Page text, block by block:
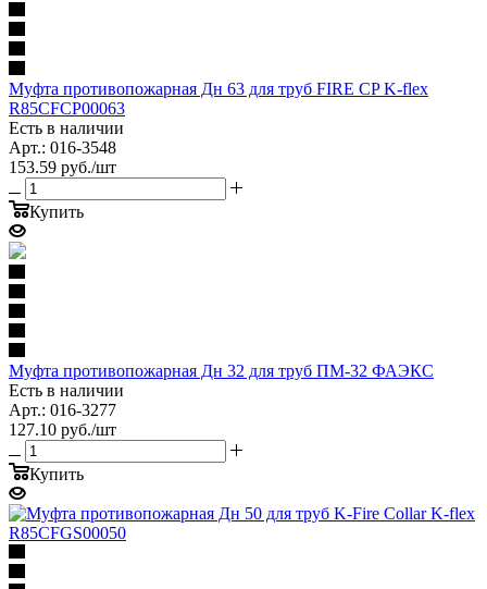
Муфта противопожарная Дн 63 для труб FIRE CP K-flex
R85CFCP00063
Есть в наличии
Арт.: 016-3548
153.59 руб./шт
Купить
Муфта противопожарная Дн 32 для труб ПМ-32 ФАЭКС
Есть в наличии
Арт.: 016-3277
127.10 руб./шт
Купить